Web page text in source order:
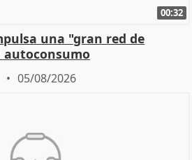
00:32
una "gran red de
05/08/2026